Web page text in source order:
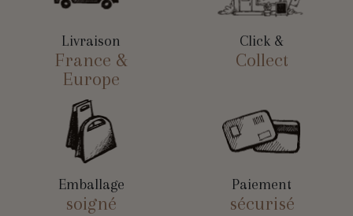
Livraison
France &
Europe
Click &
Collect
Emballage
soigné
Paiement
sécurisé